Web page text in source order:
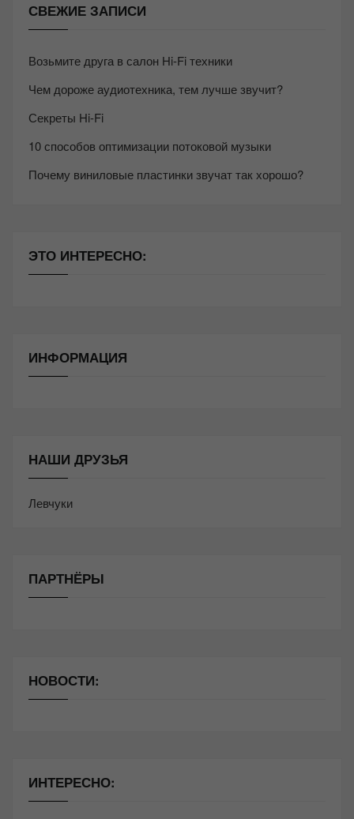
СВЕЖИЕ ЗАПИСИ
Возьмите друга в салон Hi-Fi техники
Чем дороже аудиотехника, тем лучше звучит?
Секреты Hi-Fi
10 способов оптимизации потоковой музыки
Почему виниловые пластинки звучат так хорошо?
ЭТО ИНТЕРЕСНО:
ИНФОРМАЦИЯ
НАШИ ДРУЗЬЯ
Левчуки
ПАРТНЁРЫ
НОВОСТИ:
ИНТЕРЕСНО: